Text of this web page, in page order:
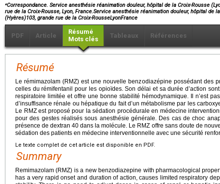
⁎Correspondance. Service anesthésie réanimation douleur, hôpital de la Croix-Rousse
rue de la Croix-Rousse, Lyon, France.Service anesthésie réanimation douleur, hôpital de
(Hyères)103, grande rue de la Croix-RousseLyonFrance
PDF Article
Résumé
Mots clés
Tableaux Références
Résumé
Le rémimazolam (RMZ) est une nouvelle benzodiazépine possédant des
celles du rémifentanil pour les opioïdes. Son délai et sa durée d’action
respiratoire limitée et offre une bonne stabilité hémodynamique. Il n’est
d’insuffisance rénale ou hépatique du fait d’un métabolisme par les
Le RMZ est proposé pour la sédation procédurale en médecine
pour des gestes réalisés sous anesthésie générale. Des cas de choc
présence de dextran 40 dans la molécule. Le RMZ offre sans doute de
sédation des patients en médecine interventionnelle avec une sécurité
Le texte complet de cet article est disponible en PDF.
Summary
Remimazolam (RMZ) is a new benzodiazepine with pharmacological
has a very rapid onset and duration of action, causes limited respiratory